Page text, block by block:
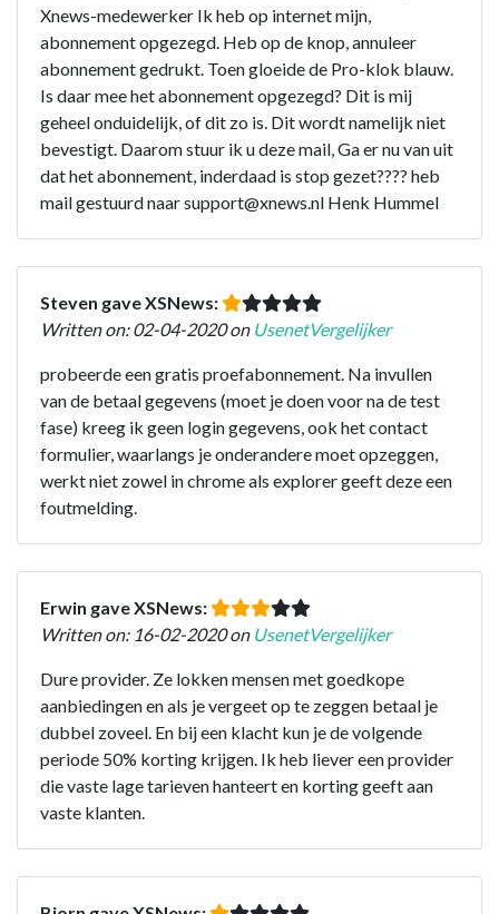
Xnews-medewerker Ik heb op internet mijn,
abonnement opgezegd. Heb op de knop, annuleer
abonnement gedrukt. Toen gloeide de Pro-klok blauw.
Is daar mee het abonnement opgezegd? Dit is mij
geheel onduidelijk, of dit zo is. Dit wordt namelijk niet
bevestigt. Daarom stuur ik u deze mail, Ga er nu van uit
dat het abonnement, inderdaad is stop gezet???? heb
mail gestuurd naar support@xnews.nl Henk Hummel
Steven gave XSNews:
Written on: 02-04-2020 on UsenetVergelijker
probeerde een gratis proefabonnement. Na invullen
van de betaal gegevens (moet je doen voor na de test
fase) kreeg ik geen login gegevens, ook het contact
formulier, waarlangs je onderandere moet opzeggen,
werkt niet zowel in chrome als explorer geeft deze een
foutmelding.
Erwin gave XSNews:
Written on: 16-02-2020 on UsenetVergelijker
Dure provider. Ze lokken mensen met goedkope
aanbiedingen en als je vergeet op te zeggen betaal je
dubbel zoveel. En bij een klacht kun je de volgende
periode 50% korting krijgen. Ik heb liever een provider
die vaste lage tarieven hanteert en korting geeft aan
vaste klanten.